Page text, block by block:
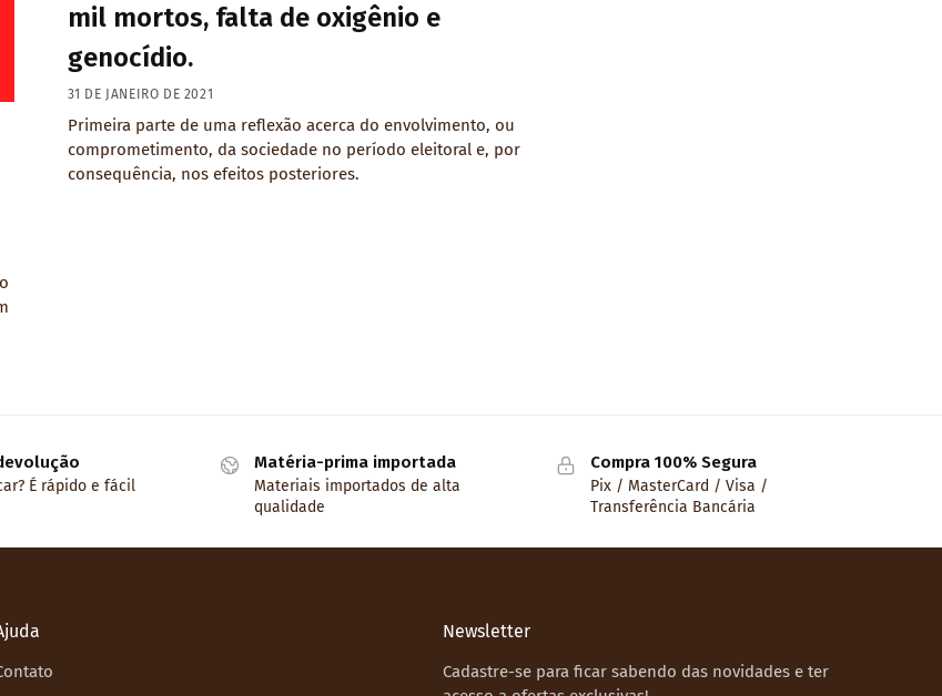
mil mortos, falta de oxigênio e
genocídio.
31 DE JANEIRO DE 2021
Primeira parte de uma reflexão acerca do envolvimento, ou
comprometimento, da sociedade no período eleitoral e, por
consequência, nos efeitos posteriores.
É rápido e fácil
Matéria-prima importada
Materiais importados de alta
qualidade
Compra 100% Segura
Pix / MasterCard / Visa /
Transferência Bancária
Newsletter
Cadastre-se para ficar sabendo das novidades e ter